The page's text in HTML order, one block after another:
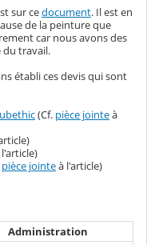
sur cedocument. Il est en
de la peinture que
car nous avons des
du travail.
établi ces devis qui sont
(Cf. pièce jointeà
pièce jointeà l'article)
Administration